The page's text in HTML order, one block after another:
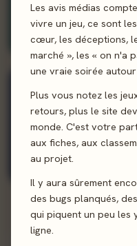
Les avis médias
vivre un jeu, ce sont
cœur, les déceptions,
marché », les « on n'a
une vraie soirée
Plus vous notez les
retours, plus le site
monde. C'est votre
aux fiches, aux
au projet.
Il y aura sûrement
des bugs planqués,
qui piquent un peu les
ligne.
Maud Chalmel
19 jeuxPrimé
C
Crocotame
25 jeux Primé